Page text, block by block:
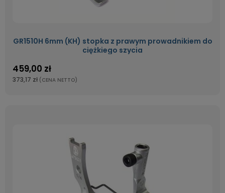
GR1510H 6mm (KH) stopka z prawym prowadnikiem do
ciężkiego szycia
459,00 zł
373,17 zł (CENA NETTO)